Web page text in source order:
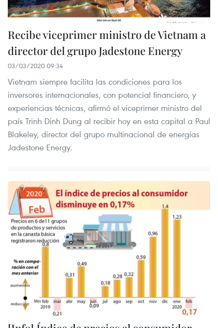
Recibe viceprimer ministro de Vietnam a
director del grupo Jadestone Energy
03/03/2020 09:34
Vietnam siempre facilita las condiciones para los
inversores internacionales, con potencial financiero, y
experiencias técnicas, afirmó el viceprimer ministro del
país Trinh Dinh Dung al recibir hoy en esta capital a Paul
Blakeley, director del grupo multinacional de energías
Jadestone Energy.